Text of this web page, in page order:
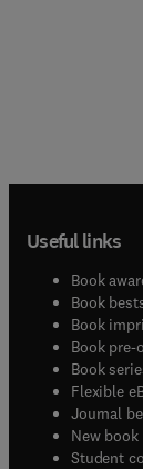
Useful links
Book
Book
Book
Book pre-
Book
Flexible
Journal
New book
Student